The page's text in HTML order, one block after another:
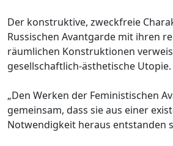
Der konstruktive, zweckfreie
Russischen Avantgarde mit ihren
räumlichen Konstruktionen
gesellschaftlich-ästhetische Utopie.
„Den Werken der Feministischen
gemeinsam, dass sie aus einer
Notwendigkeit heraus entstanden